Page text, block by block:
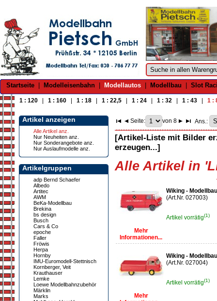
Startseite Modelleisenbahn Modellautos Modellbau Slot
1 : 120 1 : 160 1 : 18 1 : 22,5 1 : 24 1 : 32 1 : 43 1 :
Artikel anzeigen
Alle Artikel anz.
Nur Neuheiten anz.
Nur Sonderangebote anz.
Nur Auslaufmodelle anz.
Artikelgruppen
adp Bernd Schaefer
Albedo
Artitec
AWM
BeKa-Modellbau
Brekina
bs design
Busch
Cars & Co
epoche
Faller
Fröwis
Herpa
Hornby
IMU-Euromodell-Stettnisch
Kornberger, Veit
Krauthauser
Lemke
Loewe Modellbahnzubehör
Märklin
Marks
Seite: von 8 Ans.:
[Artikel-Liste mit Bilder
erzeugen...]
Alle Artikel in
Mehr
Informationen...
Wiking -
(Art.Nr. 027003)
Artikel vorrätig(1)
Mehr
Wiking -
(Art.Nr. 027004)
Artikel vorrätig(1)